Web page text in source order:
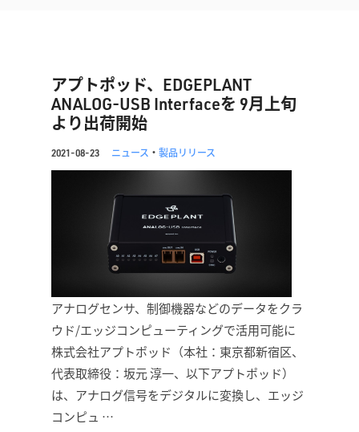
アプトポッド、EDGEPLANT
ANALOG-USB Interfaceを 9月上旬
より出荷開始
2021-08-23 ニュース ・ 製品リリース
アナログセンサ、制御機器などのデータをクラ
ウド/エッジコンピューティングで活用可能に
株式会社アプトポッド（本社：東京都新宿区、
代表取締役：坂元 淳一、以下アプトポッド）
は、アナログ信号をデジタルに変換し、エッジ
コンピュ …